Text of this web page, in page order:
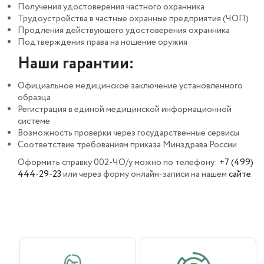
Получения удостоверения частного охранника
Трудоустройства в частные охранные предприятия (ЧОП)
Продления действующего удостоверения охранника
Подтверждения права на ношение оружия
Наши гарантии:
Официальное медицинское заключение установленного
образца
Регистрация в единой медицинской информационной
системе
Возможность проверки через государственные сервисы
Соответствие требованиям приказа Минздрава России
Оформить справку 002-ЧО/у можно по телефону: +7 (499)
444-29-23или через форму онлайн-записи на нашемсайте.